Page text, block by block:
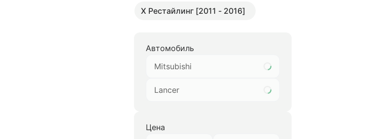
X Рестайлинг [2011 - 2016]
Автомобиль
Mitsubishi
Lancer
Цена